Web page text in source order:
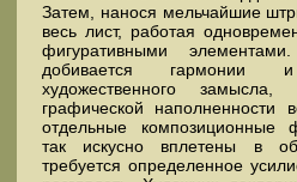
Затем, нанося мельчайшие
весь лист, работая
фигуративными
добивается гармонии
художественного
графической наполненности
отдельные композиционные
так искусно вплетены в
требуется определенное